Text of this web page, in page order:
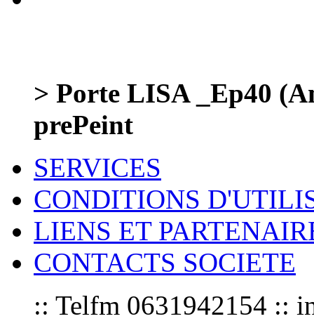
> Porte LISA _Ep40
prePeint
SERVICES
CONDITIONS
LIENS ET
CONTACTS SOCIETE
:: Telfm 0631942154 ::